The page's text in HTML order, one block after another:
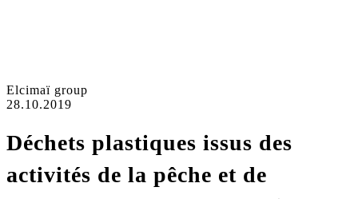
Elcimaï group
28.10.2019
Déchets plastiques issus des
activités de la pêche et de